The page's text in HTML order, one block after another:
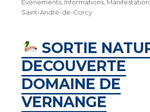
Événements, Informations,
Saint-André-de-Corcy
SORTIE
DECOUVERTE
DOMAINE DE
VERNANGE